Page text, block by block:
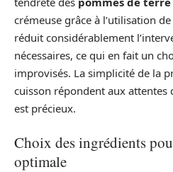
crémeuse grâce à l’utilisation de
réduit considérablement
nécessaires, ce qui en fait un
improvisés. La simplicité de la
cuisson répondent aux attentes
est précieux.
Choix des ingrédients
optimale